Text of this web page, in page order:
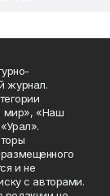
журнал.
мир», «Наш
и не
с авторами.